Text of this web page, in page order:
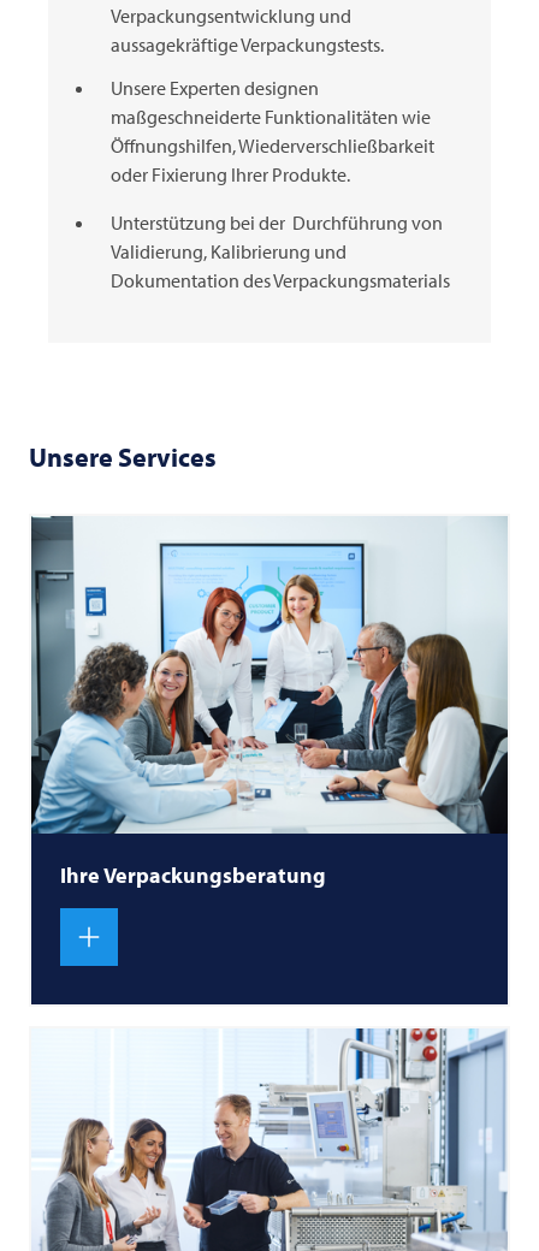
Verpackungsentwicklung und
aussagekräftige Verpackungstests.
Unsere Experten designen
maßgeschneiderte Funktionalitäten wie
Öffnungshilfen, Wiederverschließbarkeit
oder Fixierung Ihrer Produkte.
Unterstützung bei der Durchführung von
Validierung, Kalibrierung und
Dokumentation des Verpackungsmaterials
Unsere Services
Ihre Verpackungsberatung